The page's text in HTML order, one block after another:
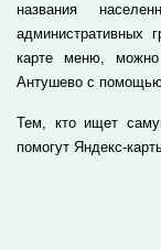
названия
административных
карте меню, можно
Антушево с помощью
Тем, кто ищет
помогут Яндекс-